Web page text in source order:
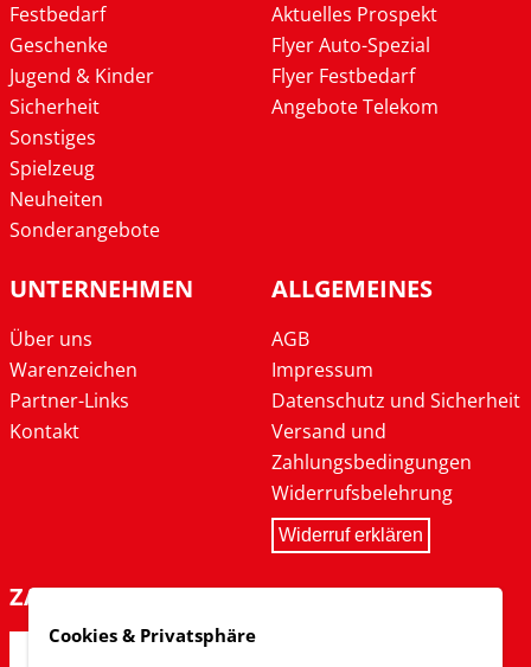
Festbedarf
Geschenke
Jugend & Kinder
Sicherheit
Sonstiges
Spielzeug
Neuheiten
Sonderangebote
Aktuelles Prospekt
Flyer Auto-Spezial
Flyer Festbedarf
Angebote Telekom
UNTERNEHMEN
Über uns
Warenzeichen
Partner-Links
Kontakt
ALLGEMEINES
AGB
Impressum
Datenschutz und Sicherheit
Versand und
Zahlungsbedingungen
Widerrufsbelehrung
Widerruf erklären
ZAHLARTEN
Cookies & Privatsphäre